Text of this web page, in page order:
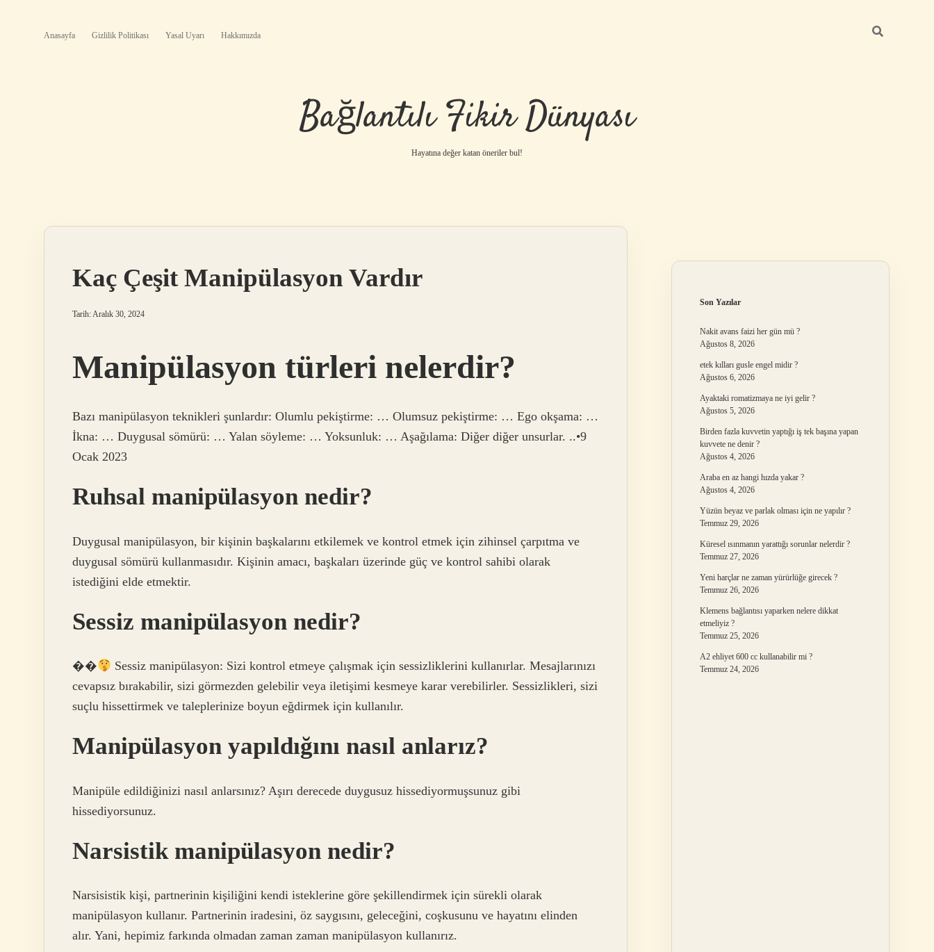
Anasayfa Gizlilik Politikası Yasal Uyarı Hakkımızda
Bağlantılı Fikir Dünyası
Hayatına değer katan öneriler bul!
Kaç Çeşit Manipülasyon Vardır
Tarih: Aralık 30, 2024
Manipülasyon türleri nelerdir?
Bazı manipülasyon teknikleri şunlardır: Olumlu pekiştirme: … Olumsuz pekiştirme: … Ego okşama: …
İkna: … Duygusal sömürü: … Yalan söyleme: … Yoksunluk: … Aşağılama: Diğer diğer unsurlar. ..•9
Ocak 2023
Ruhsal manipülasyon nedir?
Duygusal manipülasyon, bir kişinin başkalarını etkilemek ve kontrol etmek için zihinsel çarpıtma ve
duygusal sömürü kullanmasıdır. Kişinin amacı, başkaları üzerinde güç ve kontrol sahibi olarak
istediğini elde etmektir.
Sessiz manipülasyon nedir?
��
Sessiz manipülasyon: Sizi kontrol etmeye çalışmak için sessizliklerini kullanırlar. Mesajlarınızı
cevapsız bırakabilir, sizi görmezden gelebilir veya iletişimi kesmeye karar verebilirler. Sessizlikleri, sizi
suçlu hissettirmek ve taleplerinize boyun eğdirmek için kullanılır.
Manipülasyon yapıldığını nasıl anlarız?
Manipüle edildiğinizi nasıl anlarsınız? Aşırı derecede duygusuz hissediyormuşsunuz gibi
hissediyorsunuz.
Narsistik manipülasyon nedir?
Narsisistik kişi, partnerinin kişiliğini kendi isteklerine göre şekillendirmek için sürekli olarak
manipülasyon kullanır. Partnerinin iradesini, öz saygısını, geleceğini, coşkusunu ve hayatını elinden
alır. Yani, hepimiz farkında olmadan zaman zaman manipülasyon kullanırız.
Son Yazılar
Nakit avans faizi her gün mü ?
Ağustos 8, 2026
etek kılları gusle engel midir ?
Ağustos 6, 2026
Ayaktaki romatizmaya ne iyi gelir ?
Ağustos 5, 2026
Birden fazla kuvvetin yaptığı iş tek başına yapan
kuvvete ne denir ?
Ağustos 4, 2026
Araba en az hangi hızda yakar ?
Ağustos 4, 2026
Yüzün beyaz ve parlak olması için ne yapılır ?
Temmuz 29, 2026
Küresel ısınmanın yarattığı sorunlar nelerdir ?
Temmuz 27, 2026
Yeni harçlar ne zaman yürürlüğe girecek ?
Temmuz 26, 2026
Klemens bağlantısı yaparken nelere dikkat
etmeliyiz ?
Temmuz 25, 2026
A2 ehliyet 600 cc kullanabilir mi ?
Temmuz 24, 2026